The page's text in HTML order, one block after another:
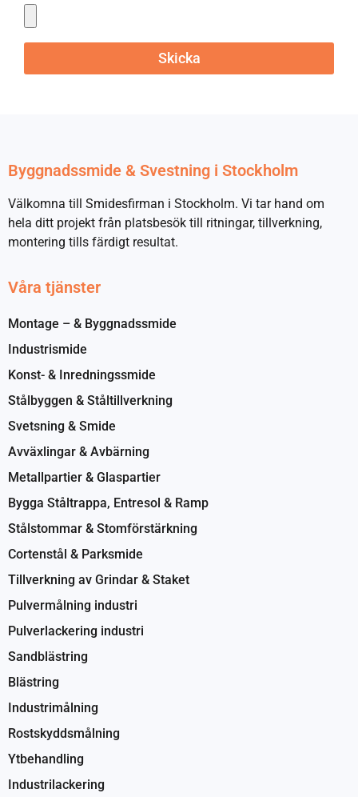
Skicka
Byggnadssmide & Svestning i Stockholm
Välkomna till Smidesfirman i Stockholm. Vi tar hand om
hela ditt projekt från platsbesök till ritningar, tillverkning,
montering tills färdigt resultat.
Våra tjänster
Montage – & Byggnadssmide
Industrismide
Konst- & Inredningssmide
Stålbyggen & Ståltillverkning
Svetsning & Smide
Avväxlingar & Avbärning
Metallpartier & Glaspartier
Bygga Ståltrappa, Entresol & Ramp
Stålstommar & Stomförstärkning
Cortenstål & Parksmide
Tillverkning av Grindar & Staket
Pulvermålning industri
Pulverlackering industri
Sandblästring
Blästring
Industrimålning
Rostskyddsmålning
Ytbehandling
Industrilackering